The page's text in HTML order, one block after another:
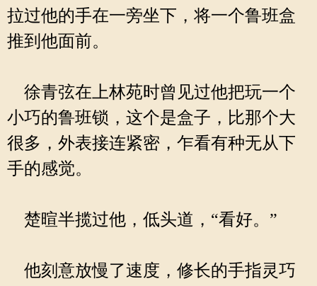
拉过他的手在一旁坐下，将一个鲁班盒
推到他面前。
徐青弦在上林苑时曾见过他把玩一个
小巧的鲁班锁，这个是盒子，比那个大
很多，外表接连紧密，乍看有种无从下
手的感觉。
楚暄半揽过他，低头道，“看好。”
他刻意放慢了速度，修长的手指灵巧